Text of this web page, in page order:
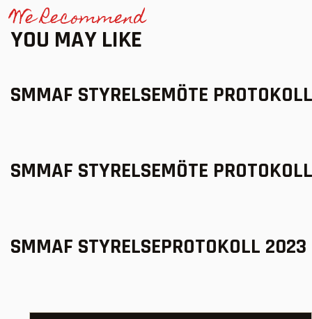
We Recommend
YOU MAY LIKE
SMMAF STYRELSEMÖTE
SMMAF STYRELSEMÖTE
SMMAF STYRELSEPROTOKOLL 2023